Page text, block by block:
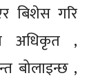
बिशेस गरि
अधिकृत ,
बोलाइन्छ ,